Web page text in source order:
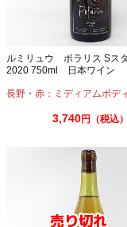
ルミリュウ ポラリス Sス
2020 750ml 日本ワイン
長野 ・ 赤：ミディアムボデ
3,740円（税込）